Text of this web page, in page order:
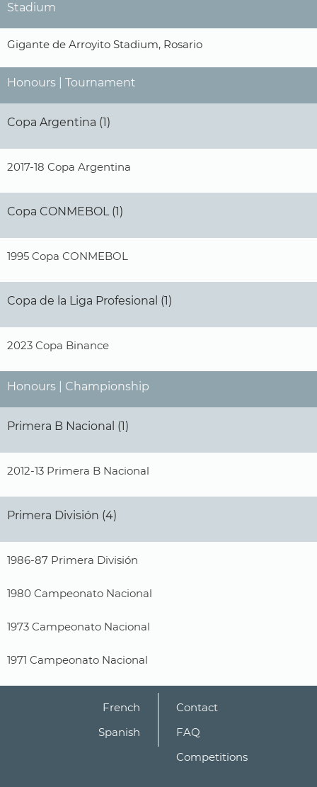
Stadium
Gigante de Arroyito Stadium, Rosario
Honours | Tournament
Copa Argentina (1)
2017-18 Copa Argentina
Copa CONMEBOL (1)
1995 Copa CONMEBOL
Copa de la Liga Profesional (1)
2023 Copa Binance
Honours | Championship
Primera B Nacional (1)
2012-13 Primera B Nacional
Primera División (4)
1986-87 Primera División
1980 Campeonato Nacional
1973 Campeonato Nacional
1971 Campeonato Nacional
French
Spanish
Contact
FAQ
Competitions